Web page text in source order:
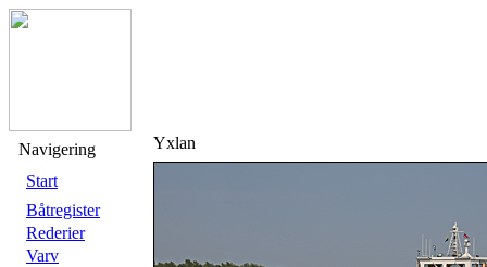
Navigering
Start
Båtregister
Rederier
Varv
Yxlan